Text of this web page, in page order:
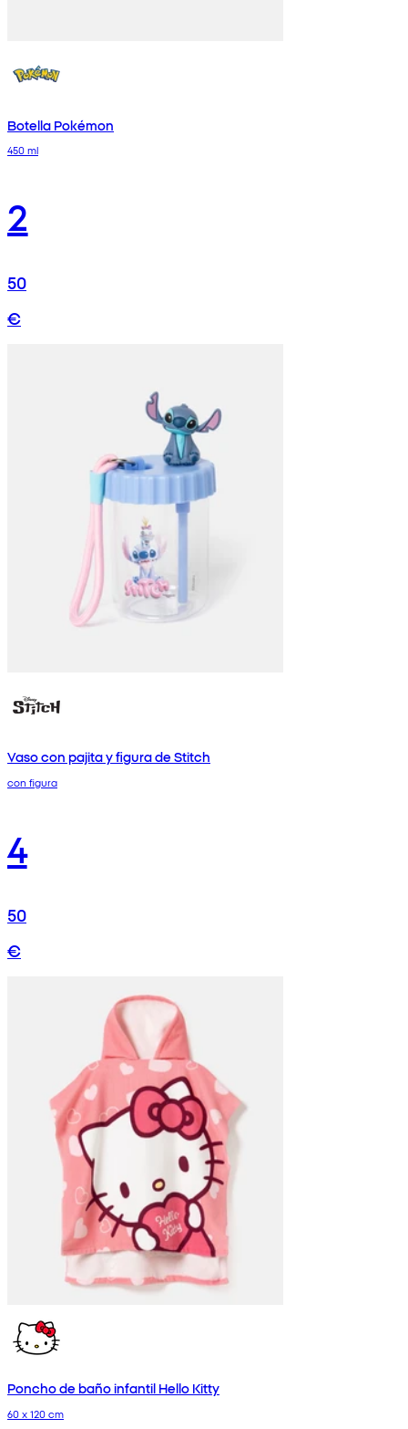
Botella Pokémon
450 ml
2
50
€
Vaso con pajita y figura de Stitch
con figura
4
50
€
Poncho de baño infantil Hello Kitty
60 x 120 cm